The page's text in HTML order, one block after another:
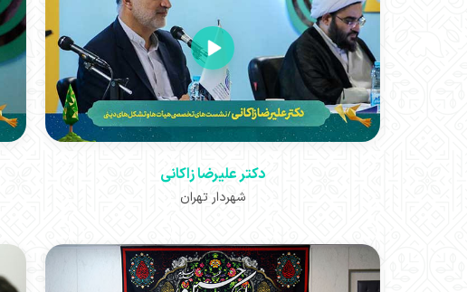
دکتر علیرضا زاکانی
شهردار تهران